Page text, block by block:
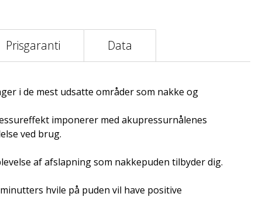
Prisgaranti Data
i de mest udsatte områder som nakke og
imponerer med akupressurnålenes
ved brug.
af afslapning som nakkepuden tilbyder dig.
hvile på puden vil have positive